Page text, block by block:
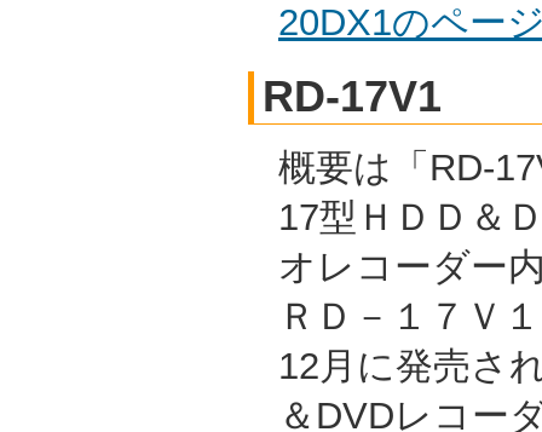
20DX1のペー
RD-17V1
概要は「RD-
17型ＨＤＤ＆
オレコーダー
ＲＤ－１７Ｖ
12月に発売さ
＆DVDレコー